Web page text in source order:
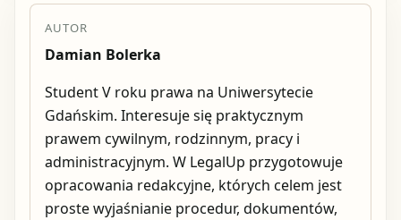
AUTOR
Damian Bolerka
Student V roku prawa na Uniwersytecie
Gdańskim. Interesuje się praktycznym
prawem cywilnym, rodzinnym, pracy i
administracyjnym. W LegalUp przygotowuje
opracowania redakcyjne, których celem jest
proste wyjaśnianie procedur, dokumentów,